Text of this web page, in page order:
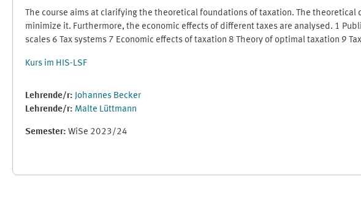
The course aims at clarifying the theoretical foundations of taxation. The
minimize it. Furthermore, the economic effects of different taxes are analysed. 1
scales 6 Tax systems 7 Economic effects of taxation 8 Theory of optimal taxation 9
Kurs im HIS-LSF
Lehrende/r: Johannes Becker
Lehrende/r: Malte Lüttmann
Semester: WiSe 2023/24